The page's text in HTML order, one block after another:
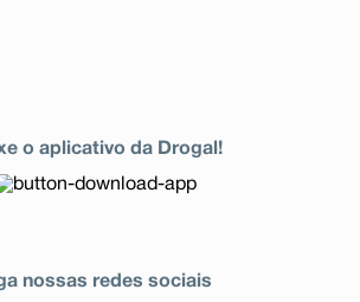
o aplicativo da Drogal!
nossas redes sociais